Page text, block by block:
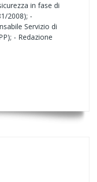
in fase di
2008); -
Servizio di
- Redazione